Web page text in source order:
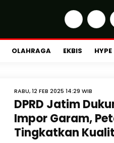
OLAHRAGA EKBIS HYPE
RABU, 12 FEB 2025 14:29 WIB
DPRD Jatim
Impor Garam,
Tingkatkan